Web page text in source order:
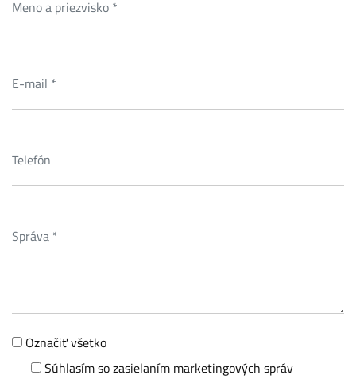
Označiť všetko
Súhlasím so zasielaním marketingových správ